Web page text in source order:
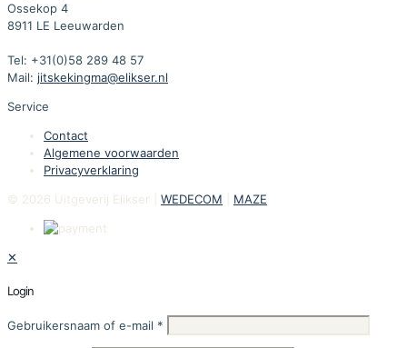
Ossekop 4
8911 LE Leeuwarden
Tel: +31(0)58 289 48 57
Mail: jitskekingma@elikser.nl
Service
Contact
Algemene voorwaarden
Privacyverklaring
© 2026 Uitgeverij Elikser | WEDECOM MAZE
✕
Login
Gebruikersnaam of e-mail *